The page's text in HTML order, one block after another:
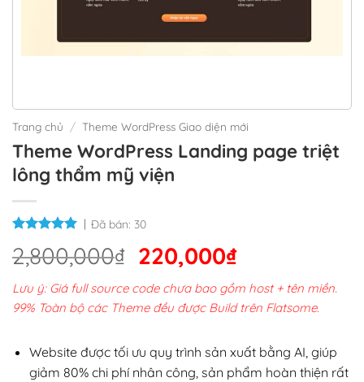
Trang chủ / Theme WordPress Giao diện mới
Theme WordPress Landing page triệt
lông thẩm mỹ viện
Đã bán: 30
2,800,000₫ Giá
gốc
là:
2,800,000₫.
220,000₫Giá
hiện
tại
220,000₫.
Lưu ý: Giá full source code chưa bao gồm host + tên miền.
99% Toàn bộ các Theme đều được Build trên Flatsome.
Website được tối ưu quy trình sản xuất bằng AI, giúp
giảm 80% chi phí nhân công, sản phẩm hoàn thiện rất